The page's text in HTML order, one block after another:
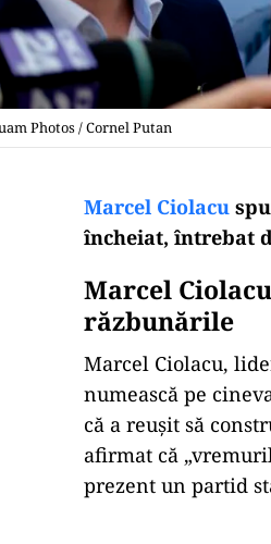
Photos / Cornel Putan
Marcel Ciolacu
încheiat, întrebat
Marcel
răzbunările
Marcel Ciolacu,
numească pe
că a reușit să
afirmat că
prezent un partid